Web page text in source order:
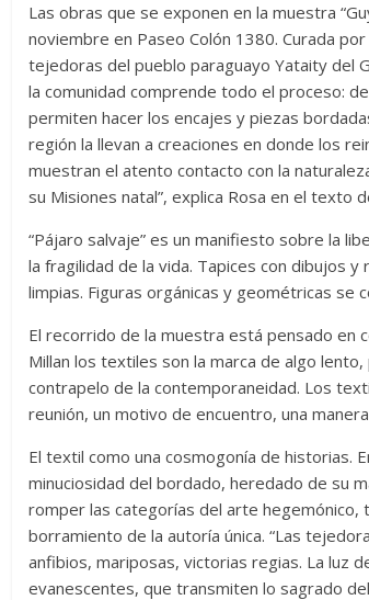
Las obras que se exponen en la muestra
noviembre en Paseo Colón 1380. Curada
tejedoras del pueblo paraguayo Yataity del
la comunidad comprende todo el proceso:
permiten hacer los encajes y piezas
región la llevan a creaciones en donde los
muestran el atento contacto con la
su Misiones natal”, explica Rosa en el texto
“Pájaro salvaje” es un manifiesto sobre la
la fragilidad de la vida. Tapices con dibujos
limpias. Figuras orgánicas y geométricas se
El recorrido de la muestra está pensado en
Millan los textiles son la marca de algo
contrapelo de la contemporaneidad. Los
reunión, un motivo de encuentro, una
El textil como una cosmogonía de historias.
minuciosidad del bordado, heredado de su
romper las categorías del arte hegemónico,
borramiento de la autoría única. “Las
anfibios, mariposas, victorias regias. La luz
evanescentes, que transmiten lo sagrado